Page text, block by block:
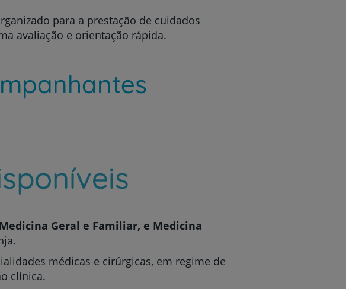
estar
Saúde
para a prestação de cuidados
avaliação e orientação rápida.
Geral e Familiar, e Medicina
médicas e cirúrgicas, em regime de
clínica.